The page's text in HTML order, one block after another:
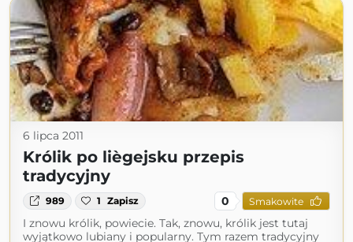
6 lipca 2011
Królik po liègejsku przepis
tradycyjny
989 1 Zapisz 0 Smakowite
I znowu królik, powiecie. Tak, znowu, królik jest tutaj
wyjątkowo lubiany i popularny. Tym razem tradycyjny